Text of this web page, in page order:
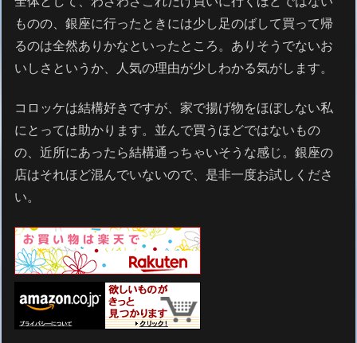
ものの、銀座に行ったときには少し足のばして買って帰
るのは全然ありかなといったところ。ありそうでないお
いしさというか、人気の理由が少しわかる気がします。
コロッケは結構好きですが、家で揚げ物をほぼしない私
にとっては助かります。並んで買うほどではないもの
の、近所にあったら結構通っちゃいそうな感じ。銀座の
店はそれほど混んでいないので、是非一度お試しくださ
い。